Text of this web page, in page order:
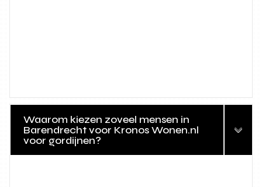
Waarom kiezen zoveel mensen in
Barendrecht voor Kronos Wonen.nl
voor gordijnen?